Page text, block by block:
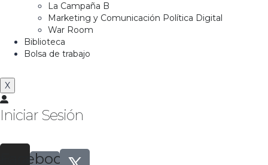
La Campaña B
Marketing y Comunicación Política Digital
War Room
Biblioteca
Bolsa de trabajo
X
Iniciar Sesión
Facebook-